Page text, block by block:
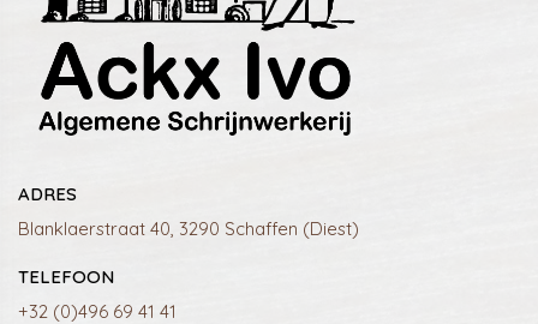
ADRES
Blanklaerstraat 40, 3290 Schaffen (Diest)
TELEFOON
+32 (0)496 69 41 41